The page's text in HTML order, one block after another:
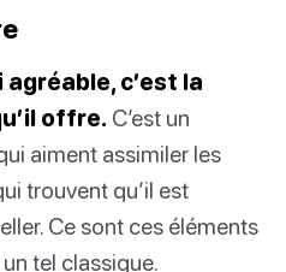
c’est la
offre. C’est un
aiment assimiler les
trouvent qu’il est
Ce sont ces éléments
tel classique.